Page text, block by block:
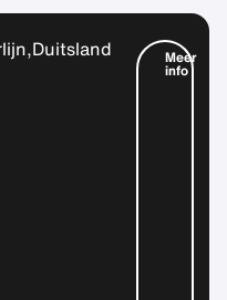
Duitsland Meer
info